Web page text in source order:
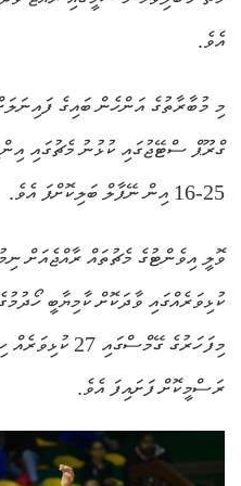
އެވެ.
މި މުބާރާތުގެ އަންހެން ބައިގެ
25-16 އިން ނޭޕާލް ބަލިކޮށްފަ އެވެ.
ކުޅިވަރެއްގައި ވާދަކޮށް ކާމިޔާބީ
މިފަހަރުގެ
ރަސްމީކޮށް ފަށައިފަ އެވެ.